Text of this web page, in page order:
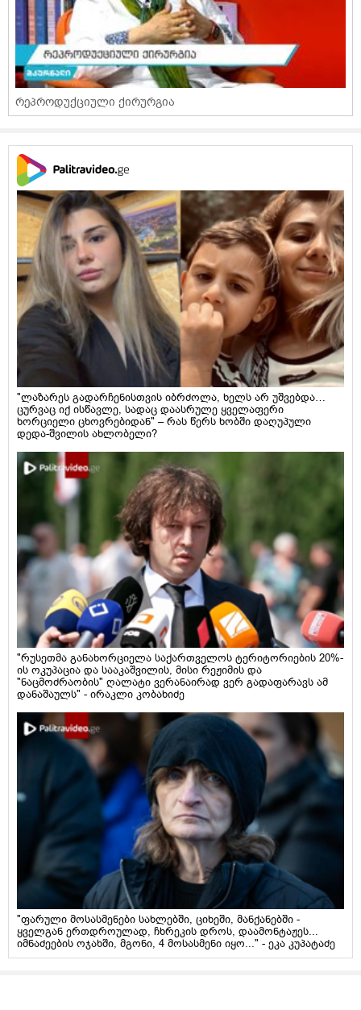
რეპროდუქციული ქირურგია
"ლაზარეს გადარჩენისთვის იბრძოლა, ხელს არ უშვებდა…
ცურვაც იქ ისწავლე, სადაც დაასრულე ყველაფერი
ხორციელი ცხოვრებიდან" – რას წერს ხობში დაღუპული
დედა-შვილის ახლობელი?
"რუსეთმა განახორციელა საქართველოს ტერიტორიების 20%-
ის ოკუპაცია და სააკაშვილის, მისი რეჟიმის და
"ნაცმოძრაობის" ღალატი ვერანაირად ვერ გადაფარავს ამ
დანაშაულს" - ირაკლი კობახიძე
"ფარული მოსასმენები სახლებში, ციხეში, მანქანებში -
ყველგან ერთდროულად, ჩხრეკის დროს, დაამონტაჟეს...
იმნაძეების ოჯახში, მგონი, 4 მოსასმენი იყო..." - ეკა კუპატაძე